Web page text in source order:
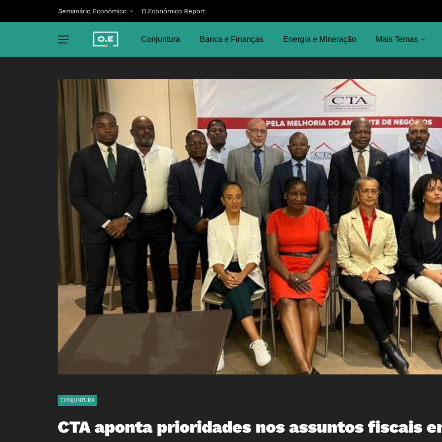
Semanário Económico O.Económico Report
Conjuntura Banca e Finanças Energia e Mineração Mais Temas
CONJUNTURA
CTA aponta prioridades nos assuntos fiscais